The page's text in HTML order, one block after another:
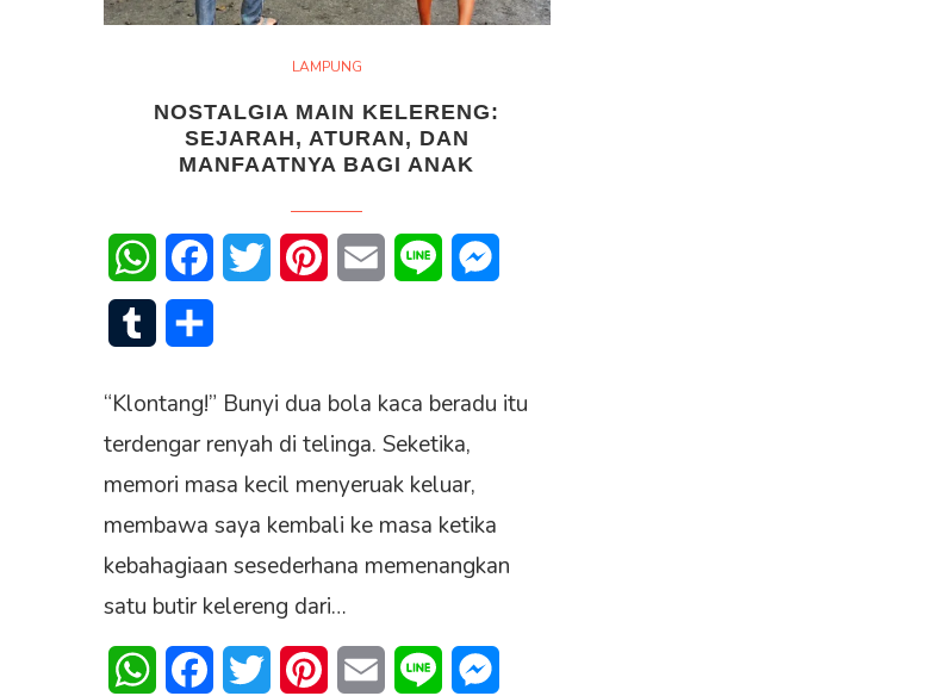
LAMPUNG
NOSTALGIA MAIN KELERENG:
SEJARAH, ATURAN, DAN
MANFAATNYA BAGI ANAK
WhatsAppFacebookTwitter PinterestEmail Line
Tumblr
“Klontang!” Bunyi dua bola kaca beradu itu
terdengar renyah di telinga. Seketika,
memori masa kecil menyeruak keluar,
membawa saya kembali ke masa ketika
kebahagiaan sesederhana memenangkan
satu butir kelereng dari…
WhatsAppFacebookTwitter PinterestEmail Line